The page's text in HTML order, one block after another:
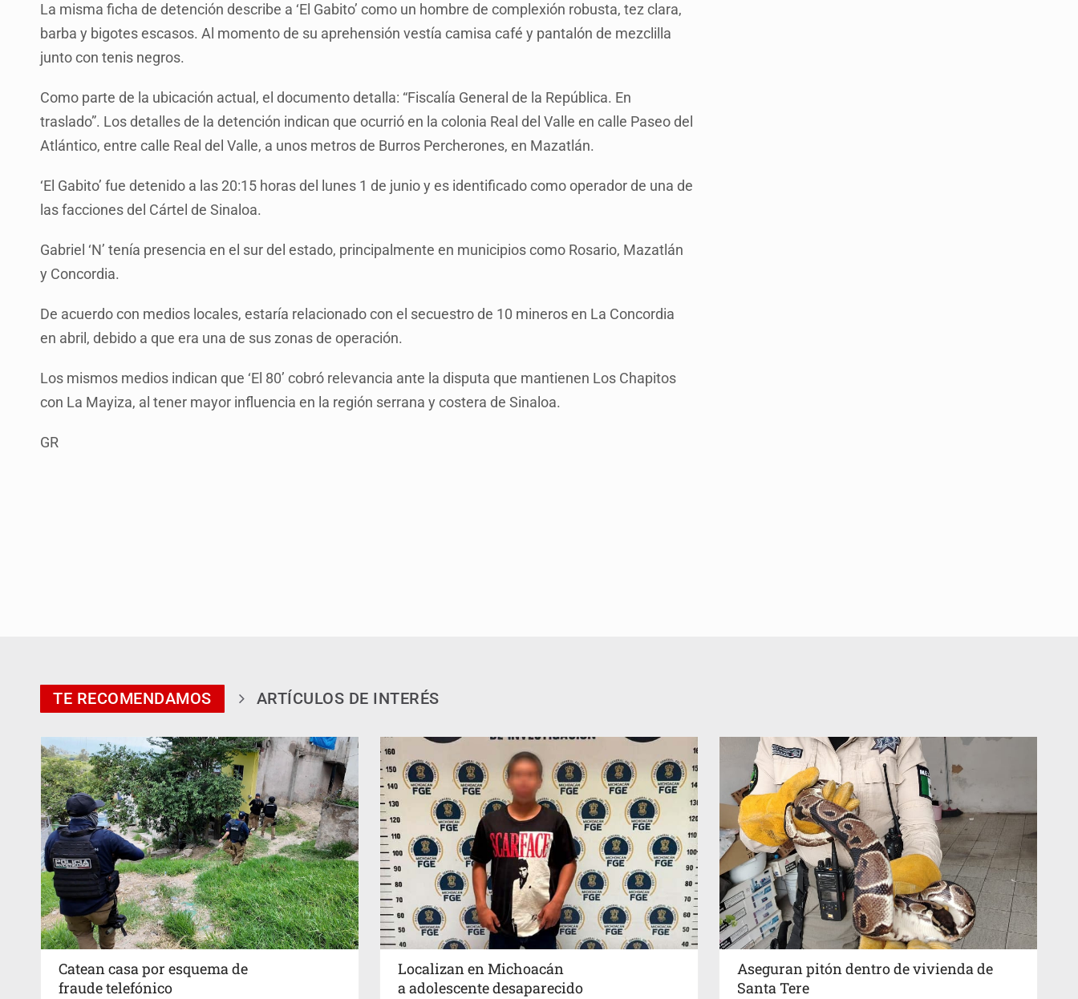
La misma ficha de detención describe a ‘El Gabito’ como un hombre de complexión robusta, tez clara,
barba y bigotes escasos. Al momento de su aprehensión vestía camisa café y pantalón de mezclilla
junto con tenis negros.
Como parte de la ubicación actual, el documento detalla: “Fiscalía General de la República. En
traslado”. Los detalles de la detención indican que ocurrió en la colonia Real del Valle en calle Paseo del
Atlántico, entre calle Real del Valle, a unos metros de Burros Percherones, en Mazatlán.
‘El Gabito’ fue detenido a las 20:15 horas del lunes 1 de junio y es identificado como operador de una de
las facciones del Cártel de Sinaloa.
Gabriel ‘N’ tenía presencia en el sur del estado, principalmente en municipios como Rosario, Mazatlán
y Concordia.
De acuerdo con medios locales, estaría relacionado con el secuestro de 10 mineros en La Concordia
en abril, debido a que era una de sus zonas de operación.
Los mismos medios indican que ‘El 80’ cobró relevancia ante la disputa que mantienen Los Chapitos
con La Mayiza, al tener mayor influencia en la región serrana y costera de Sinaloa.
GR
TE RECOMENDAMOS ARTÍCULOS DE INTERÉS
Catean casa por esquema de
fraude telefónico
Localizan en Michoacán
a adolescente desaparecido
Aseguran pitón dentro de vivienda de
Santa Tere